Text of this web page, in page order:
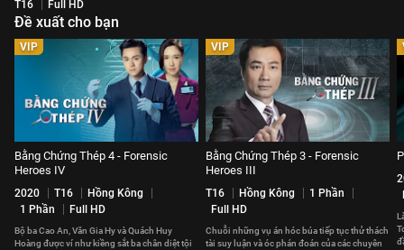
T16 Full HD
Đề xuất cho bạn
VIP
Bằng Chứng Thép 4 - Forensic
Heroes IV
2020 T16
Hồng Kông
1 Phần
Full HD
Bộ ba Cao An, Văn Gia Hy và Quách Huy
Hoàng được ví như kiềng sắt ba chân diệt tội
VIP
Bằng Chứng Thép 3 - Forensic
Heroes III
T16 Hồng Kông
1 Phần
Full HD
Chuỗi những vụ án hóc búa tiếp tục thử thách
tài suy luận và óc phán đoán của các chuyên